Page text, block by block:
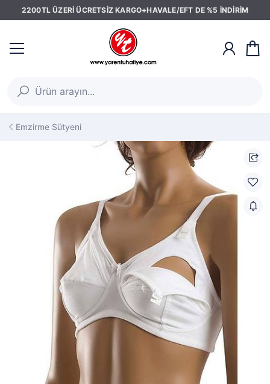
2200TL ÜZERİ ÜCRETSİZ KARGO+HAVALE/EFT DE %5 İNDİRİM
Emzirme Sütyeni